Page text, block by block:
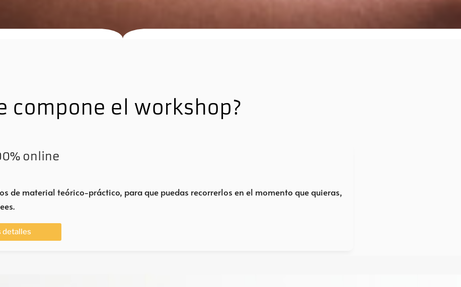
compone el workshop?
online
de material teórico-práctico, para que puedas recorrerlos en el momento que quieras,
detalles